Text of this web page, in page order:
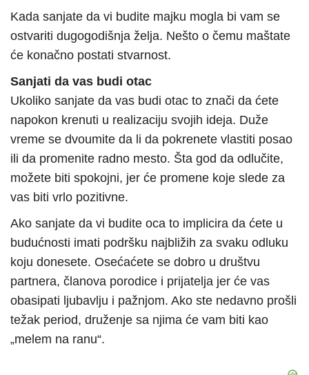
Kada sanjate da vi budite majku mogla bi vam se
ostvariti dugogodišnja želja. Nešto o čemu maštate
će konačno postati stvarnost.
Sanjati da vas budi otac
Ukoliko sanjate da vas budi otac to znači da ćete
napokon krenuti u realizaciju svojih ideja. Duže
vreme se dvoumite da li da pokrenete vlastiti posao
ili da promenite radno mesto. Šta god da odlučite,
možete biti spokojni, jer će promene koje slede za
vas biti vrlo pozitivne.
Ako sanjate da vi budite oca to implicira da ćete u
budućnosti imati podršku najbližih za svaku odluku
koju donesete. Osećaćete se dobro u društvu
partnera, članova porodice i prijatelja jer će vas
obasipati ljubavlju i pažnjom. Ako ste nedavno prošli
težak period, druženje sa njima će vam biti kao
„melem na ranu“.